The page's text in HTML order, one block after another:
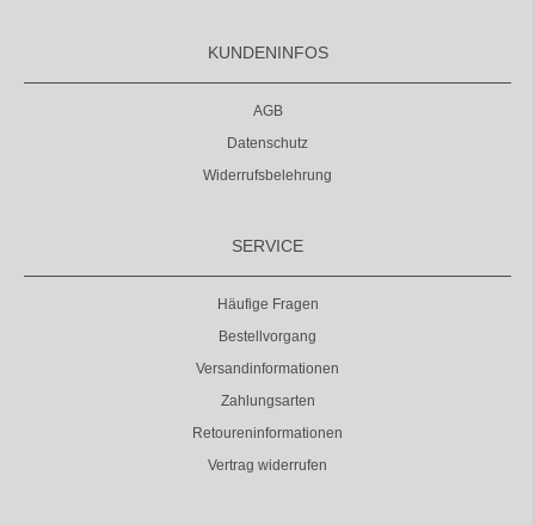
KUNDENINFOS
AGB
Datenschutz
Widerrufsbelehrung
SERVICE
Häufige Fragen
Bestellvorgang
Versandinformationen
Zahlungsarten
Retoureninformationen
Vertrag widerrufen